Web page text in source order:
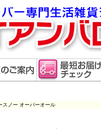
スノー オーバーオール